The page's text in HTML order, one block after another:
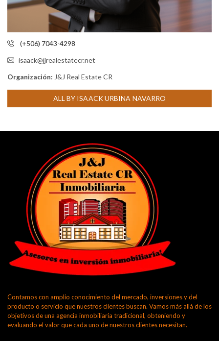
(+506) 7043-4298
isaack@jjrealestatecr.net
Organización: J&J Real Estate CR
ALL BY ISAACK URBINA NAVARRO
Contamos con amplio conocimiento del mercado, inversiones y del
producto o servicio que nuestros clientes buscan. Vamos más allá de los
objetivos de una agencia inmobiliaria tradicional, obteniendo y
evaluando el valor que cada uno de nuestros clientes necesitan.